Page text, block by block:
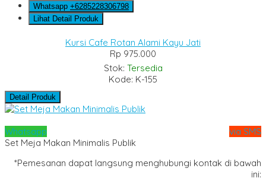
Whatsapp +6285228306798
Lihat Detail Produk
Kursi Cafe Rotan Alami Kayu Jati
Rp 975.000
Stok: Tersedia
Kode: K-155
Detail Produk
Whatsapp
via SMS
Set Meja Makan Minimalis Publik
*Pemesanan dapat langsung menghubungi kontak di bawah
ini: